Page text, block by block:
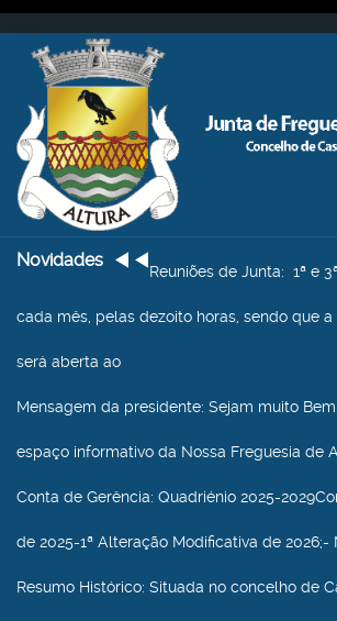
Novidades
Reuniões de Junta: 1ª e
cada mês, pelas dezoito horas, sendo que
será aberta ao
Mensagem da presidente: Sejam muito
espaço informativo da Nossa Freguesia de
Conta de Gerência: Quadriénio 2025-
de 2025-1ª Alteração Modificativa de 2026;-
Resumo Histórico: Situada no concelho de